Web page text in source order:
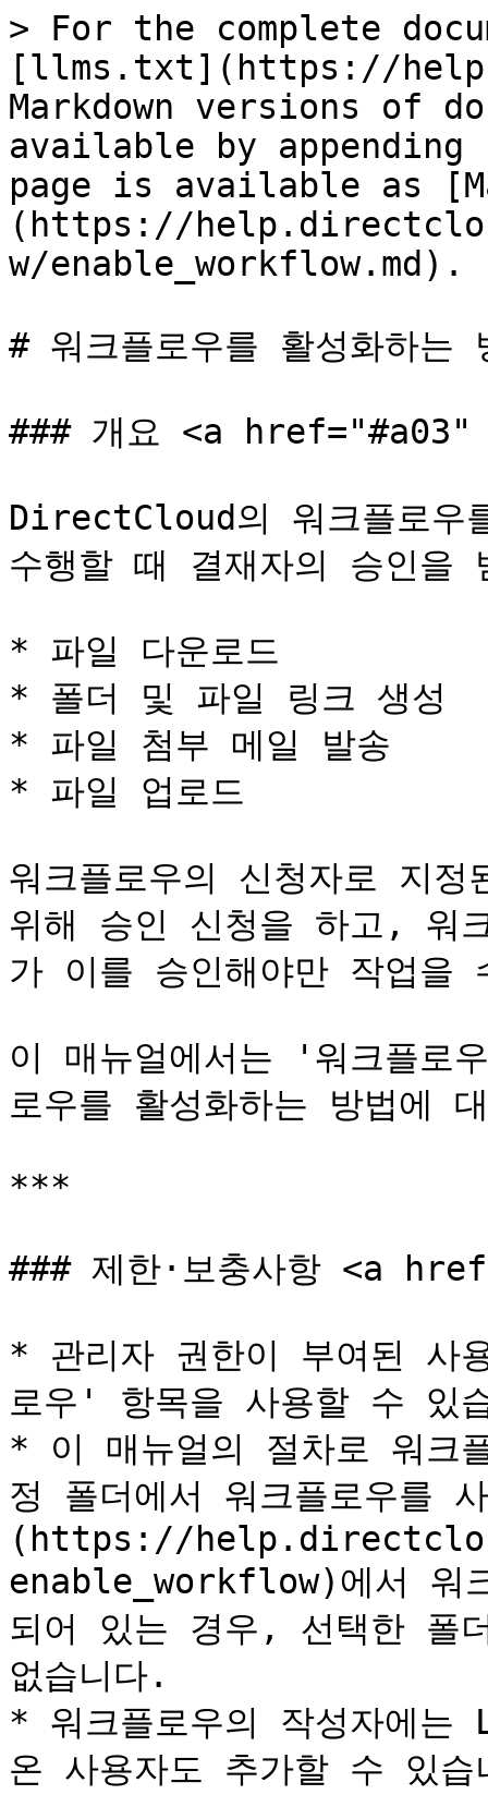
> For the complete
[llms.txt](https://
Markdown versions of
available by
page is available as
(https://
w/enable_workflow.md).
# 워크플로우를 활성화하는
### 개요 <a
DirectCloud의 워크플로우
수행할 때 결재자의 승인을
* 파일 다운로드
* 폴더 및 파일 링크 생성
* 파일 첨부 메일 발송
* 파일 업로드
워크플로우의 신청자로 지
위해 승인 신청을 하고, 워
가 이를 승인해야만 작업을
이 매뉴얼에서는 '워크플
로우를 활성화하는 방법에
***
### 제한·보충사항 <a
* 관리자 권한이 부여된 사
로우' 항목을 사용할 수 있
* 이 매뉴얼의 절차로 워크
정 폴더에서 워크플로우를
(https://
enable_workflow)에서 워
되어 있는 경우, 선택한 폴
없습니다.
* 워크플로우의 작성자에는
온 사용자도 추가할 수 있습